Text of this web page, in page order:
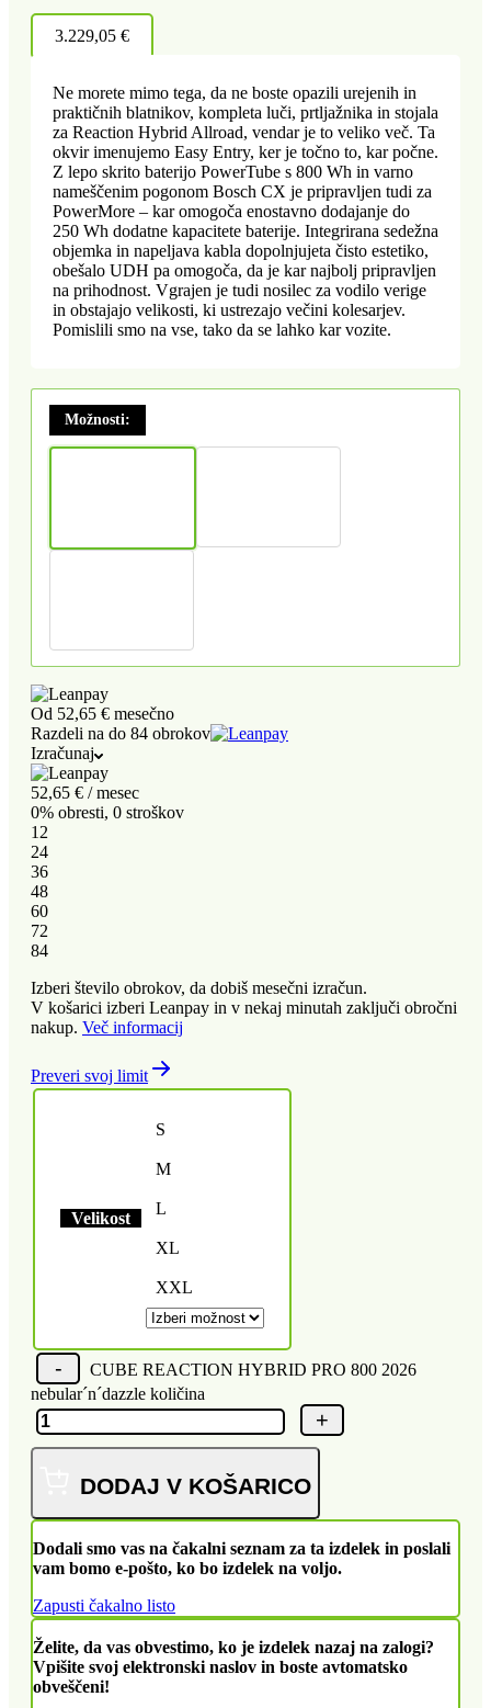
3.229,05 €
Ne morete mimo tega, da ne boste opazili urejenih in
praktičnih blatnikov, kompleta luči, prtljažnika in stojala
za Reaction Hybrid Allroad, vendar je to veliko več. Ta
okvir imenujemo Easy Entry, ker je točno to, kar počne.
Z lepo skrito baterijo PowerTube s 800 Wh in varno
nameščenim pogonom Bosch CX je pripravljen tudi za
PowerMore – kar omogoča enostavno dodajanje do
250 Wh dodatne kapacitete baterije. Integrirana sedežna
objemka in napeljava kabla dopolnjujeta čisto estetiko,
obešalo UDH pa omogoča, da je kar najbolj pripravljen
na prihodnost. Vgrajen je tudi nosilec za vodilo verige
in obstajajo velikosti, ki ustrezajo večini kolesarjev.
Pomislili smo na vse, tako da se lahko kar vozite.
Možnosti:
Od 52,65 € mesečno
Razdeli na do 84 obrokov
Izračunaj
52,65 € / mesec
0% obresti, 0 stroškov
12
24
36
48
60
72
84
Izberi število obrokov, da dobiš mesečni izračun.
V košarici izberi Leanpay in v nekaj minutah zaključi obročni
nakup. Več informacij
Preveri svoj limit
Velikost
S
M
L
XL
XXL
CUBE REACTION HYBRID PRO 800 2026
nebular´n´dazzle količina
DODAJ V KOŠARICO
Dodali smo vas na čakalni seznam za ta izdelek in poslali
vam bomo e-pošto, ko bo izdelek na voljo.
Zapusti čakalno listo
Želite, da vas obvestimo, ko je izdelek nazaj na zalogi?
Vpišite svoj elektronski naslov in boste avtomatsko
obveščeni!